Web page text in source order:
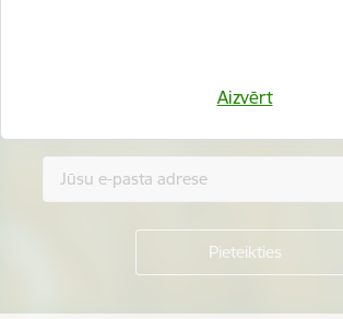
Aizvērt